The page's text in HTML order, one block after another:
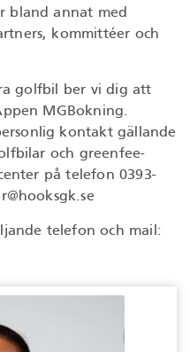
bland annat med
kommittéer och
golfbil ber vi dig att
MGBokning.
kontakt gällande
och greenfee-
på telefon 0393-
telefon och mail: